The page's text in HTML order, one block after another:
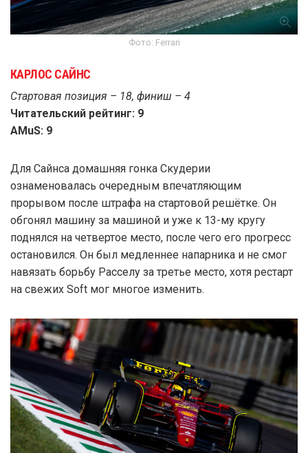
Фото: Ferrari
КАРЛОС САЙНС
Стартовая позиция – 18, финиш – 4
Читательский рейтинг: 9
AMuS: 9
Для Сайнса домашняя гонка Скудерии
ознаменовалась очередным впечатляющим
прорывом после штрафа на стартовой решётке. Он
обгонял машину за машиной и уже к 13-му кругу
поднялся на четвертое место, после чего его прогресс
остановился. Он был медленнее напарника и не смог
навязать борьбу Расселу за третье место, хотя рестарт
на свежих Soft мог многое изменить.